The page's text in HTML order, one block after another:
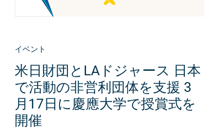
イベント
米日財団とLAドジャース 日本
で活動の非営利団体を支援 3
月17日に慶應大学で授賞式を
開催